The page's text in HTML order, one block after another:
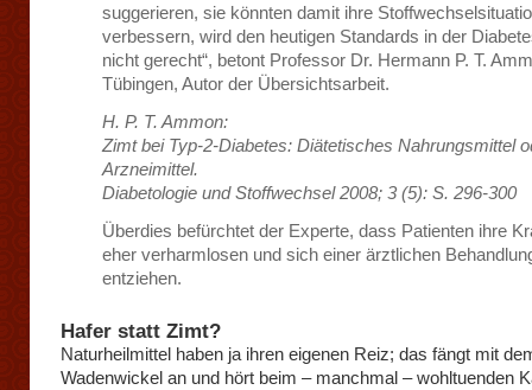
suggerieren, sie könnten damit ihre
verbessern, wird den heutigen Standards in der
nicht gerecht“, betont Professor Dr. Hermann P. T.
Tübingen, Autor der Übersichtsarbeit.
H. P. T. Ammon:
Zimt bei Typ-2-Diabetes: Diätetisches Nahrungsmittel
Arzneimittel.
Diabetologie und Stoffwechsel 2008; 3 (5): S. 296-300
Überdies befürchtet der Experte, dass Patienten ihre
eher verharmlosen und sich einer ärztlichen
entziehen.
Hafer statt Zimt?
Naturheilmittel haben ja ihren eigenen Reiz; das fängt mit
Wadenwickel an und hört beim – manchmal – wohltuenden